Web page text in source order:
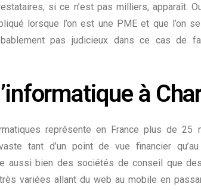
si ce n’est pas milliers, apparaît.
lorsque l’on est une PME et que l’on
pas judicieux dans ce cas de
à
représente en France plus de 25
tant d’un point de vue financier
aussi bien des sociétés de conseil que
variées allant du web au mobile en